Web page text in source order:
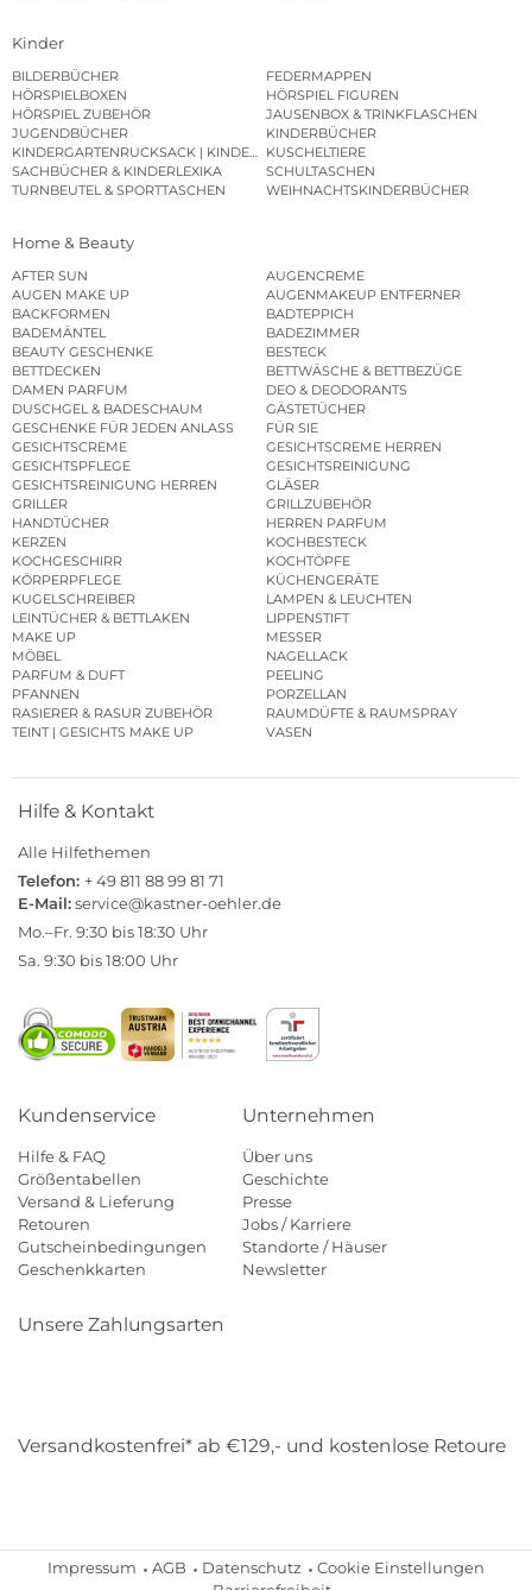
Kinder
BILDERBÜCHER
FEDERMAPPEN
HÖRSPIELBOXEN
HÖRSPIEL FIGUREN
HÖRSPIEL ZUBEHÖR
JAUSENBOX & TRINKFLASCHEN
JUGENDBÜCHER
KINDERBÜCHER
KINDERGARTENRUCKSACK | KINDERGARTENBEUTEL
KUSCHELTIERE
SACHBÜCHER & KINDERLEXIKA
SCHULTASCHEN
TURNBEUTEL & SPORTTASCHEN
WEIHNACHTSKINDERBÜCHER
Home & Beauty
AFTER SUN
AUGENCREME
AUGEN MAKE UP
AUGENMAKEUP ENTFERNER
BACKFORMEN
BADTEPPICH
BADEMÄNTEL
BADEZIMMER
BEAUTY GESCHENKE
BESTECK
BETTDECKEN
BETTWÄSCHE & BETTBEZÜGE
DAMEN PARFUM
DEO & DEODORANTS
DUSCHGEL & BADESCHAUM
GÄSTETÜCHER
GESCHENKE FÜR JEDEN ANLASS
FÜR SIE
GESICHTSCREME
GESICHTSCREME HERREN
GESICHTSPFLEGE
GESICHTSREINIGUNG
GESICHTSREINIGUNG HERREN
GLÄSER
GRILLER
GRILLZUBEHÖR
HANDTÜCHER
HERREN PARFUM
KERZEN
KOCHBESTECK
KOCHGESCHIRR
KOCHTÖPFE
KÖRPERPFLEGE
KÜCHENGERÄTE
KUGELSCHREIBER
LAMPEN & LEUCHTEN
LEINTÜCHER & BETTLAKEN
LIPPENSTIFT
MAKE UP
MESSER
MÖBEL
NAGELLACK
PARFUM & DUFT
PEELING
PFANNEN
PORZELLAN
RASIERER & RASUR ZUBEHÖR
RAUMDÜFTE & RAUMSPRAY
TEINT | GESICHTS MAKE UP
VASEN
Hilfe & Kontakt
Alle Hilfethemen
Telefon: + 49 811 88 99 81 71
E-Mail:service@kastner-oehler.de
Mo.–Fr. 9:30 bis 18:30 Uhr
Sa. 9:30 bis 18:00 Uhr
Kundenservice
Hilfe & FAQ
Größentabellen
Versand & Lieferung
Retouren
Gutscheinbedingungen
Geschenkkarten
Unternehmen
Über uns
Geschichte
Presse
Jobs / Karriere
Standorte / Häuser
Newsletter
Unsere Zahlungsarten
Versandkostenfrei* ab €129,- und kostenlose Retoure
Impressum AGB Datenschutz
Cookie Einstellungen